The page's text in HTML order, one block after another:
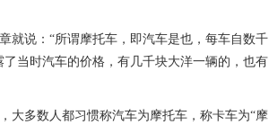
就说：“所谓摩托车，即汽车是也，每车自数千
当时汽车的价格，有几千块大洋一辆的，也有
大多数人都习惯称汽车为摩托车，称卡车为“摩